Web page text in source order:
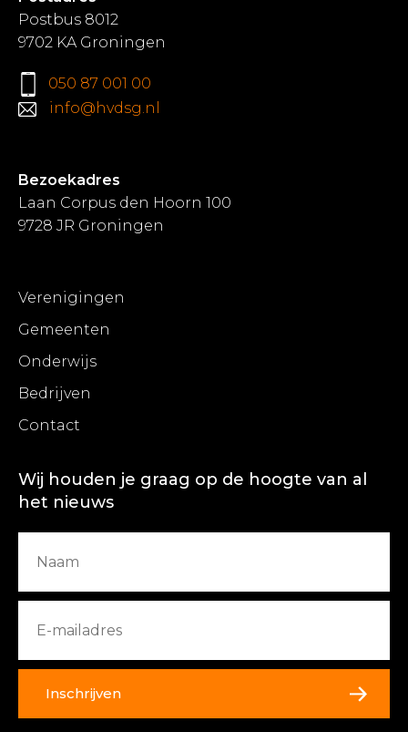
Postbus 8012
9702 KA Groningen
050 87 001 00
info@hvdsg.nl
Bezoekadres
Laan Corpus den Hoorn 100
9728 JR Groningen
Verenigingen
Gemeenten
Onderwijs
Bedrijven
Contact
Wij houden je graag op de hoogte van al
het nieuws
Inschrijven